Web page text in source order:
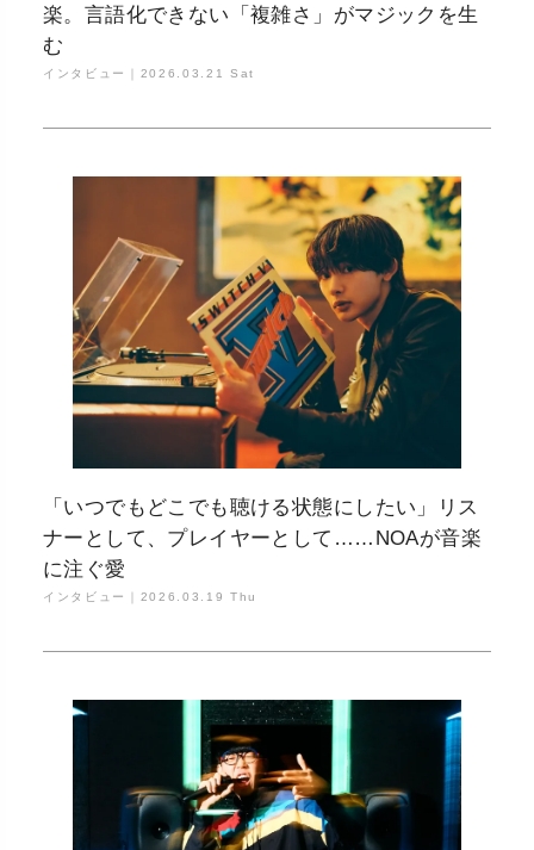
楽。言語化できない「複雑さ」がマジックを生
む
インタビュー｜ 2026.03.21 Sat
「いつでもどこでも聴ける状態にしたい」リス
ナーとして、プレイヤーとして……NOAが音楽
に注ぐ愛
インタビュー｜ 2026.03.19 Thu